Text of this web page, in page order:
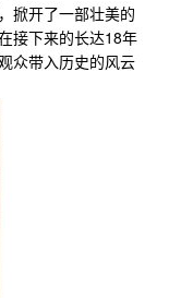
开了一部壮美的
接下来的长达18年
众带入历史的风云